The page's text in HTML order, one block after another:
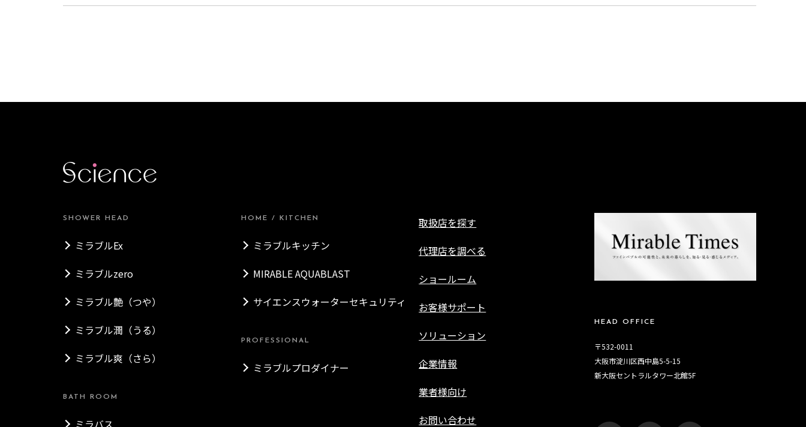
SHOWER HEAD
ミラブルEx
ミラブルzero
ミラブル艶（つや）
ミラブル潤（うる）
ミラブル爽（さら）
BATH ROOM
ミラバス
HOME / KITCHEN
ミラブルキッチン
MIRABLE AQUABLAST
サイエンスウォーターセキュリティ
PROFESSIONAL
ミラブルプロダイナー
取扱店を探す
代理店を調べる
ショールーム
お客様サポート
ソリューション
企業情報
業者様向け
お問い合わせ
HEAD OFFICE
〒532-0011
大阪市淀川区西中島5-5-15
新大阪セントラルタワー北館5F